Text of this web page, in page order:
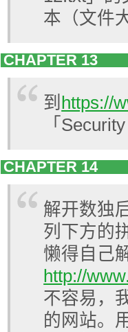
本（文件
CHAPTER 13
到 https://
「
CHAPTER 14
解开数独
列下方的
懒得自己
http://
不容易，
的网站。